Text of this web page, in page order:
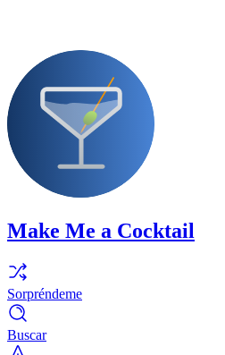
Make Me a Cocktail
Sorpréndeme
Buscar